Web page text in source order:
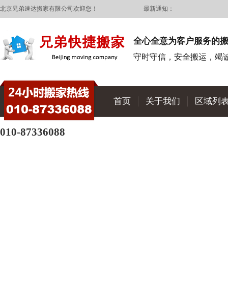
北京兄弟速达搬家有限公司欢迎您！ 最新通知：
全心全意为客户服务的
守时守信，安全搬运，竭
24小时搬家热线
010-87336088
首页 关于我们 区域列